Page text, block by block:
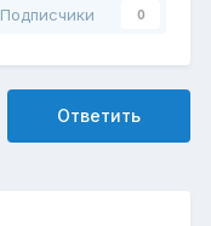
Подписчики 0
Ответить